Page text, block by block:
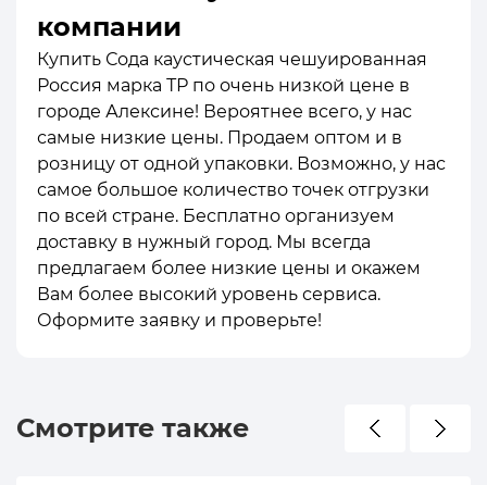
компании
Купить Сода каустическая чешуированная
Россия марка ТР по очень низкой цене в
городе Алексине! Вероятнее всего, у нас
самые низкие цены. Продаем оптом и в
розницу от одной упаковки. Возможно, у нас
самое большое количество точек отгрузки
по всей стране. Бесплатно организуем
доставку в нужный город. Мы всегда
предлагаем более низкие цены и окажем
Вам более высокий уровень сервиса.
Оформите заявку и проверьте!
Смотрите также